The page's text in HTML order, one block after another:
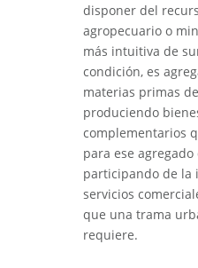
disponer del
agropecuario o
más intuitiva de
condición, es
materias primas
produciendo
complementarios
para ese
participando de la
servicios
que una trama
requiere.